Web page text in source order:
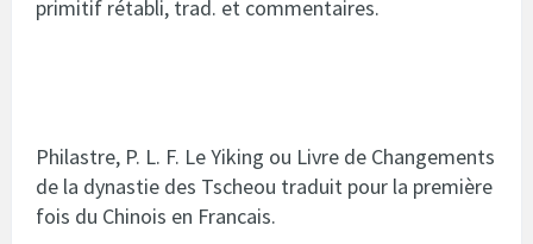
primitif rétabli, trad. et commentaires.
Philastre, P. L. F. Le Yiking ou Livre de Changements
de la dynastie des Tscheou traduit pour la première
fois du Chinois en Francais.